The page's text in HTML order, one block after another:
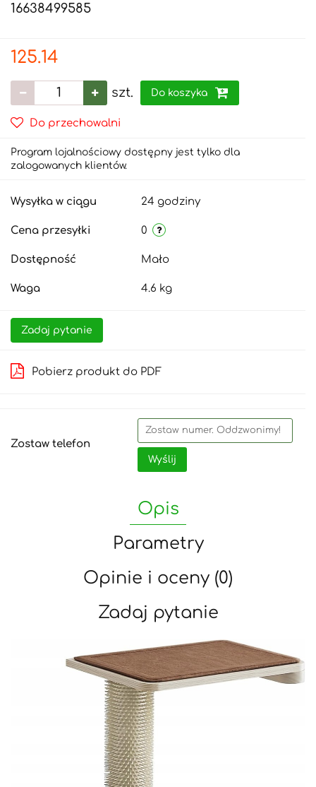
16638499585
125.14
szt. Do koszyka
Do przechowalni
Program lojalnościowy dostępny jest tylko dla
zalogowanych klientów.
Wysyłka w ciągu 24 godziny
Cena przesyłki 0
Dostępność Mało
Waga 4.6 kg
Zadaj pytanie
Pobierz produkt do PDF
Zostaw telefon
Wyślij
Opis
Parametry
Opinie i oceny (0)
Zadaj pytanie